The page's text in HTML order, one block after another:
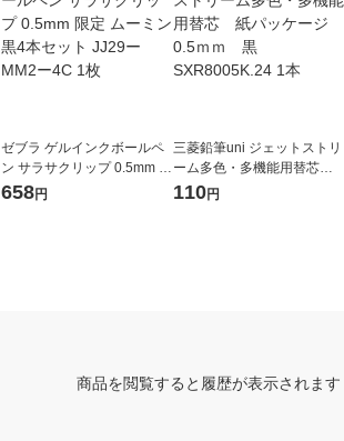
ゼブラ ゲルインクボールペ
ン サラサクリップ 0.5mm 限
定 ムーミン 黒4本セット JJ2
658円
三菱鉛筆uni ジェットストリ
ーム多色・多機能用替芯
紙パッケージ 0.5ｍｍ 黒
110円
商品を閲覧すると履歴が表示されます